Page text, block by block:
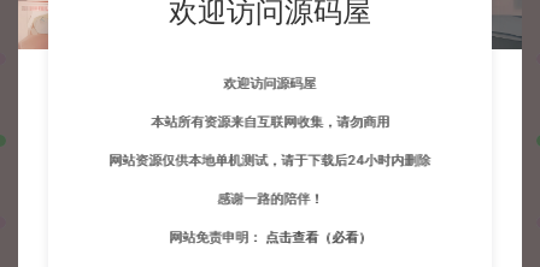
欢迎访问源码屋
欢迎访问源码屋
本站所有资源来自互联网收集，请勿商用
网站资源仅供本地单机测试，请于下载后24小时内删除
感谢一路的陪伴！
网站免责申明： 点击查看（必看）